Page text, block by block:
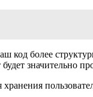
код более
значительно